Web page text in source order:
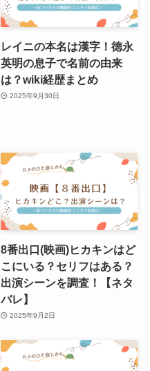
レイニの本名は漢字！徳永
英明の息子で名前の由来
は？wiki経歴まとめ
2025年9月30日
8番出口(映画)ヒカキンはど
こにいる？セリフはある？
出演シーンを調査！【ネタ
バレ】
2025年9月2日